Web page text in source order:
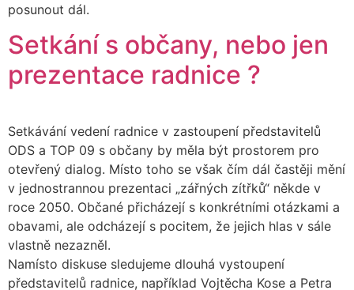
posunout dál.
Setkání s občany, nebo jen
prezentace radnice ?
Setkávání vedení radnice v zastoupení představitelů
ODS a TOP 09 s občany by měla být prostorem pro
otevřený dialog. Místo toho se však čím dál častěji mění
v jednostrannou prezentaci „zářných zítřků“ někde v
roce 2050. Občané přicházejí s konkrétními otázkami a
obavami, ale odcházejí s pocitem, že jejich hlas v sále
vlastně nezazněl.
Namísto diskuse sledujeme dlouhá vystoupení
představitelů radnice, například Vojtěcha Kose a Petra